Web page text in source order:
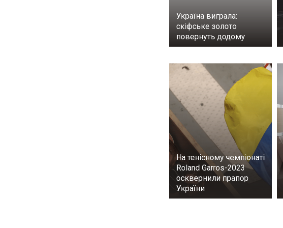
Україна виграла:
скіфське золото
повернуть додому
На тенісному чемпіонаті
Roland Garros-2023
осквернили прапор
України